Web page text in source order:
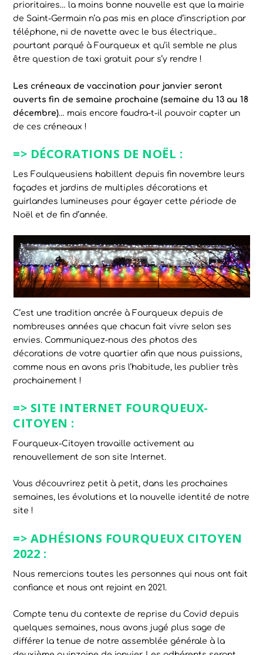
prioritaires… la moins bonne nouvelle est que la mairie
de Saint-Germain n’a pas mis en place d’inscription par
téléphone, ni de navette avec le bus électrique..
pourtant parqué à Fourqueux et qu’il semble ne plus
être question de taxi gratuit pour s’y rendre !
Les créneaux de vaccination pour janvier seront
ouverts fin de semaine prochaine (semaine du 13 au 18
décembre)… mais encore faudra-t-il pouvoir capter un
de ces créneaux !
=> DÉCORATIONS DE NOËL :
Les Foulqueusiens habillent depuis fin novembre leurs
façades et jardins de multiples décorations et
guirlandes lumineuses pour égayer cette période de
Noël et de fin d’année.
C’est une tradition ancrée à Fourqueux depuis de
nombreuses années que chacun fait vivre selon ses
envies. Communiquez-nous des photos des
décorations de votre quartier afin que nous puissions,
comme nous en avons pris l’habitude, les publier très
prochainement !
=> SITE INTERNET FOURQUEUX-
CITOYEN :
Fourqueux-Citoyen travaille activement au
renouvellement de son site Internet.
Vous découvrirez petit à petit, dans les prochaines
semaines, les évolutions et la nouvelle identité de notre
site !
=> ADHÉSIONS FOURQUEUX CITOYEN
2022 :
Nous remercions toutes les personnes qui nous ont fait
confiance et nous ont rejoint en 2021.
Compte tenu du contexte de reprise du Covid depuis
quelques semaines, nous avons jugé plus sage de
différer la tenue de notre assemblée générale à la